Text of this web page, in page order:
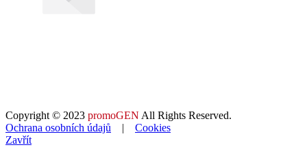
Copyright © 2023 promoGEN All Rights Reserved.
Ochrana osobních údajů | Cookies
Zavřít